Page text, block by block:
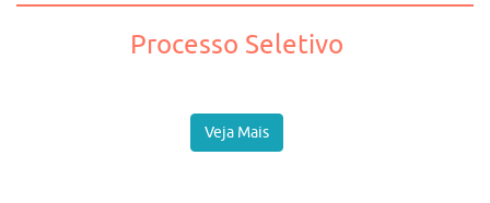
Processo Seletivo
Veja Mais